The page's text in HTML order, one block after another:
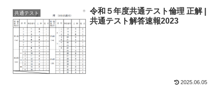
共通テスト
令和５年度共通テスト倫理 正解 |
共通テスト解答速報2023
2025.06.05